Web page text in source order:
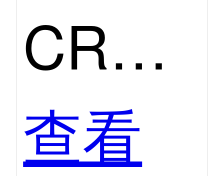
CRM第二季度口碑产品
查看